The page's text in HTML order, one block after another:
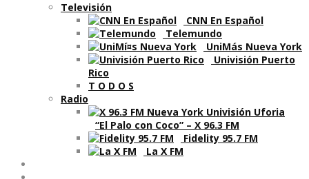
Televisión
CNN En Español
Telemundo
UniMás Nueva York
Univisión Puerto
Rico
T O D O S
Radio
“El Palo con Coco” – X 96.3 FM
Fidelity 95.7 FM
La X FM